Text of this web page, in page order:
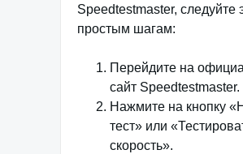
Speedtestmaster, следуйте
простым шагам:
Перейдите на
сайт Speedtestmaster.
Нажмите на кнопку
тест» или
скорость».